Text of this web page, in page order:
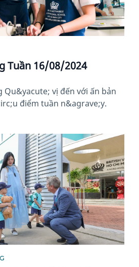
Tuần 16/08/2024
Qu&yacute; vị đến với ấn bản
điểm tuần n&agrave;y.